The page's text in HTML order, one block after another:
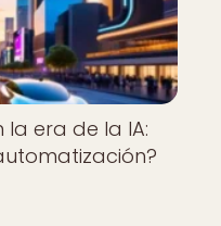
la era de la IA: